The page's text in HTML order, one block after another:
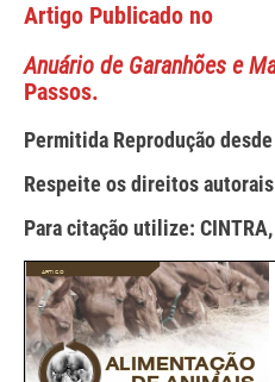
Artigo Publicado no
Anuário de Garanhões e
Passos.
Permitida Reprodução
Respeite os direitos
Para citação utilize: